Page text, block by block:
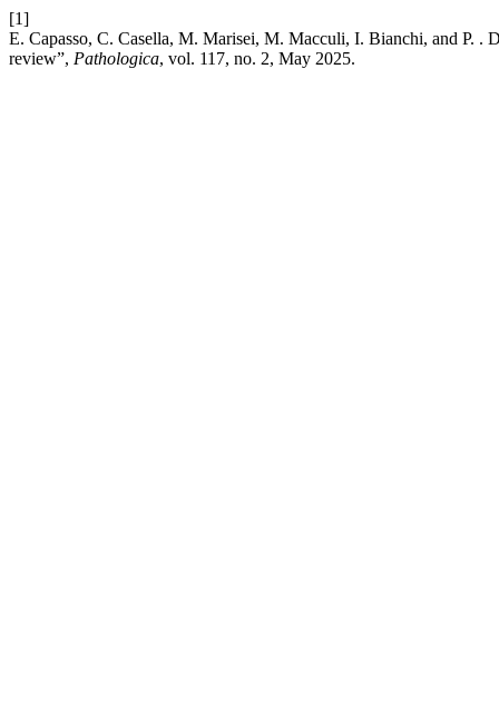
[1]
E. Capasso, C. Casella, M. Marisei, M. Macculi, I. Bianchi, and P. .
review”, Pathologica, vol. 117, no. 2, May 2025.